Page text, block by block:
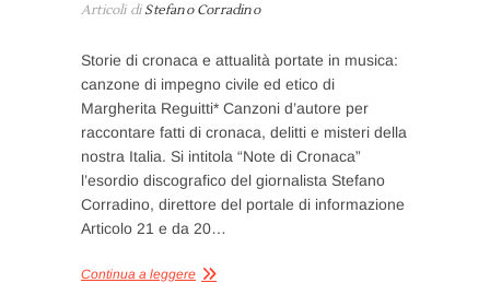
Articoli diStefano Corradino
Storie di cronaca e attualità portate in musica:
canzone di impegno civile ed etico di
Margherita Reguitti* Canzoni d’autore per
raccontare fatti di cronaca, delitti e misteri della
nostra Italia. Si intitola “Note di Cronaca”
l’esordio discografico del giornalista Stefano
Corradino, direttore del portale di informazione
Articolo 21 e da 20…
Continua a leggere